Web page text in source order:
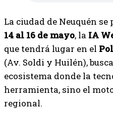
La ciudad de Neuquén
14 al 16 de mayo, la IA
que tendrá lugar en el
(Av. Soldi y Huilén),
ecosistema donde la
herramienta, sino el
regional.